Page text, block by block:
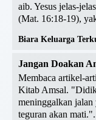
aib. Yesus jelas-
(Mat. 16:18-19),
Biara Keluarga
Jangan Doakan
Membaca artikel-
Kitab Amsal.
meninggalkan jalan
teguran akan